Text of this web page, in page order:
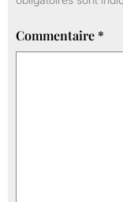
Commentaire *